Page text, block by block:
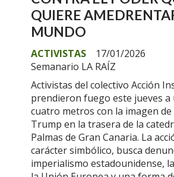
QUIERE
MUNDO
Semanario LA RAÍZ
ACTIVISTAS 17/01/2026
Activistas del colectivo Acción
prendieron fuego este jueves a
cuatro metros con la imagen de
Trump en la trasera de la
Palmas de Gran Canaria. La
carácter simbólico, busca
imperialismo estadounidense,